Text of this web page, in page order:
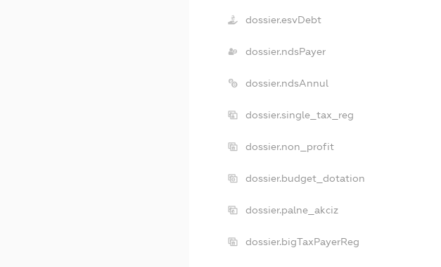
dossier.esvDebt
dossier.ndsPayer
dossier.ndsAnnul
dossier.single_tax_reg
dossier.non_profit
dossier.budget_dotation
dossier.palne_akciz
dossier.bigTaxPayerReg